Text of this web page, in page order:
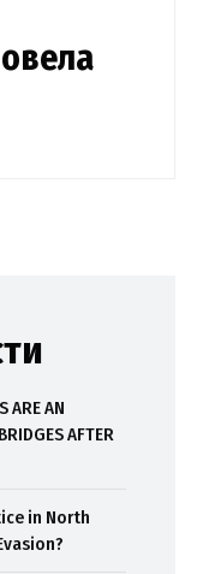
ARE AN
AFTER
in North